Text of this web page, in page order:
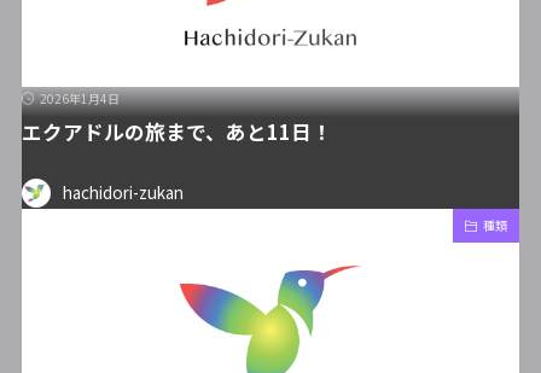
2026年1月4日
エクアドルの旅まで、あと11日！
hachidori-zukan
種類